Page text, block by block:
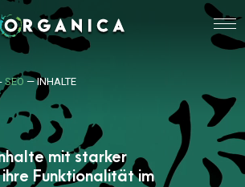
- SEO — INHALTE
mit starker
ihre Funktionalität im